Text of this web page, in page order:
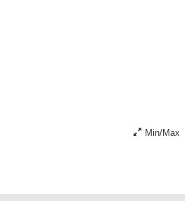
Min/Max